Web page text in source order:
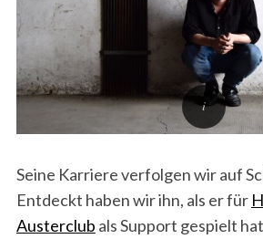
Seine Karriere verfolgen wir auf
Entdeckt haben wir ihn, als er für
Austerclub als Support gespielt